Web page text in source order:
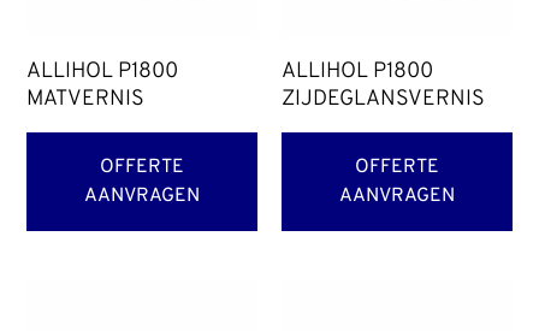
ALLIHOL P1800
MATVERNIS
OFFERTE
AANVRAGEN
ALLIHOL P1800
ZIJDEGLANSVERNIS
OFFERTE
AANVRAGEN